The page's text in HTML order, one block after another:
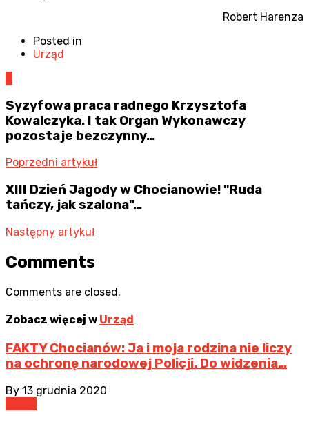
Robert Harenza
Posted in
Urząd
Syzyfowa praca radnego Krzysztofa
Kowalczyka. I tak Organ Wykonawczy
pozostaje bezczynny…
Poprzedni artykuł
XIII Dzień Jagody w Chocianowie! "Ruda
tańczy, jak szalona"…
Następny artykuł
Comments
Comments are closed.
Zobacz więcej w Urząd
FAKTY Chocianów: Ja i moja rodzina nie liczy
na ochronę narodowej Policji. Do widzenia…
By 13 grudnia 2020